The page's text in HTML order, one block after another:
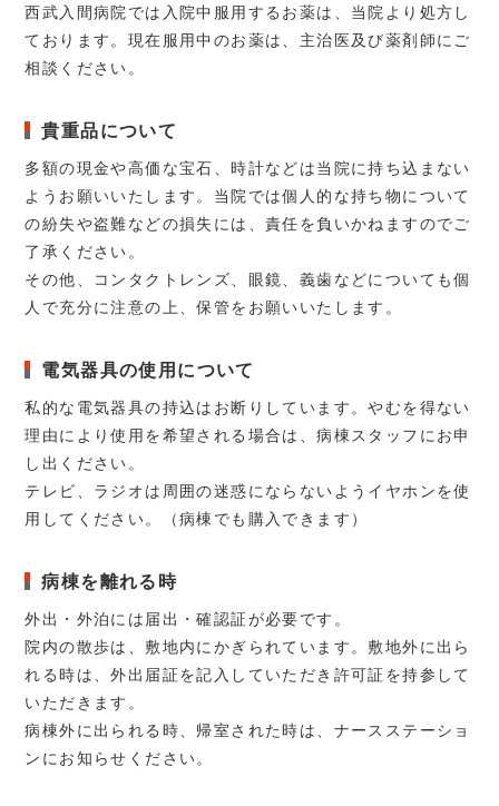
西武入間病院では入院中服用するお薬は、当院より処方し
ております。現在服用中のお薬は、主治医及び薬剤師にご
相談ください。
貴重品について
多額の現金や高価な宝石、時計などは当院に持ち込まない
ようお願いいたします。当院では個人的な持ち物について
の紛失や盗難などの損失には、責任を負いかねますのでご
了承ください。
その他、コンタクトレンズ、眼鏡、義歯などについても個
人で充分に注意の上、保管をお願いいたします。
電気器具の使用について
私的な電気器具の持込はお断りしています。やむを得ない
理由により使用を希望される場合は、病棟スタッフにお申
し出ください。
テレビ、ラジオは周囲の迷惑にならないようイヤホンを使
用してください。（病棟でも購入できます）
病棟を離れる時
外出・外泊には届出・確認証が必要です。
院内の散歩は、敷地内にかぎられています。敷地外に出ら
れる時は、外出届証を記入していただき許可証を持参して
いただきます。
病棟外に出られる時、帰室された時は、ナースステーショ
ンにお知らせください。